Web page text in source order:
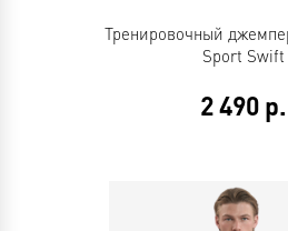
Тренировочный
Sport Swift
2 490 р.